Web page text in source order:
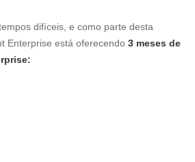
difíceis, e como parte desta
Enterprise está oferecendo 3 meses de